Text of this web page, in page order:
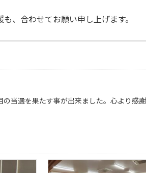
、合わせてお願い申し上げます。
当選を果たす事が出来ました。心より感